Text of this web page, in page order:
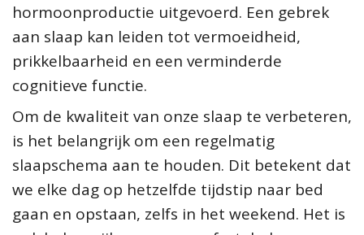
hormoonproductie uitgevoerd. Een gebrek
aan slaap kan leiden tot vermoeidheid,
prikkelbaarheid en een verminderde
cognitieve functie.
Om de kwaliteit van onze slaap te verbeteren,
is het belangrijk om een regelmatig
slaapschema aan te houden. Dit betekent dat
we elke dag op hetzelfde tijdstip naar bed
gaan en opstaan, zelfs in het weekend. Het is